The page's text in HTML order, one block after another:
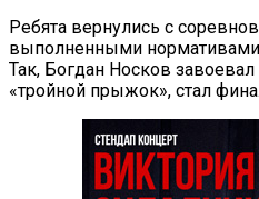
Ребята вернулись с
выполненными
Так, Богдан Носков
«тройной прыжок», стал